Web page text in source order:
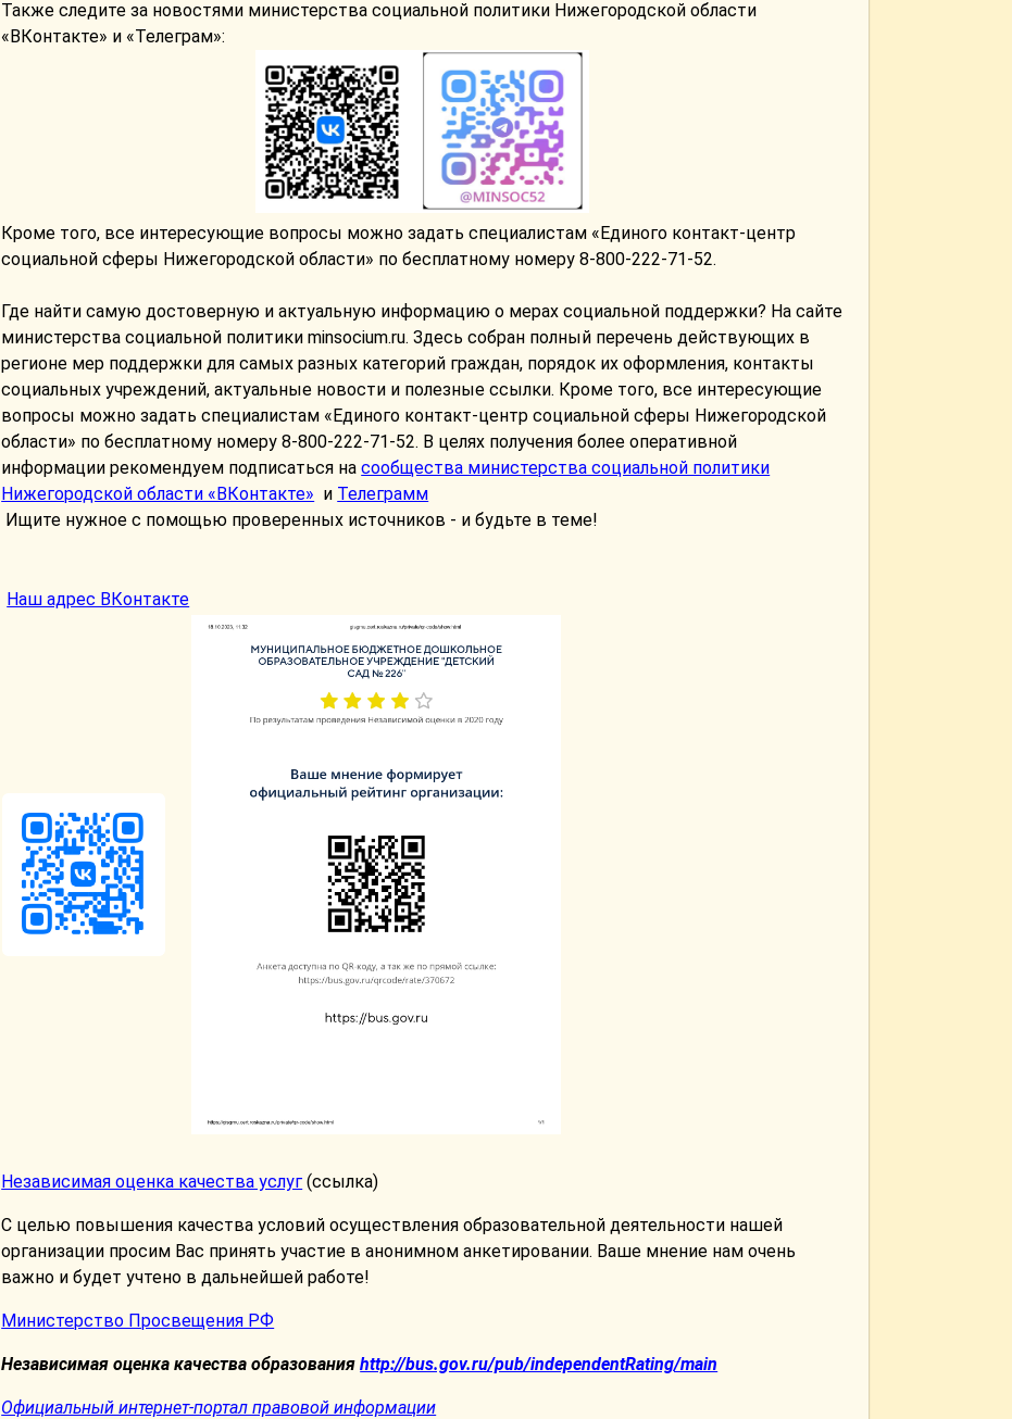
Также следите за новостями министерства социальной политики Нижегородской области
«ВКонтакте» и «Телеграм»:
Кроме того, все интересующие вопросы можно задать специалистам «Единого контакт-центр
социальной сферы Нижегородской области» по бесплатному номеру 8-800-222-71-52.
Где найти самую достоверную и актуальную информацию о мерах социальной поддержки? На сайте
министерства социальной политики minsocium.ru. Здесь собран полный перечень действующих в
регионе мер поддержки для самых разных категорий граждан, порядок их оформления, контакты
социальных учреждений, актуальные новости и полезные ссылки. Кроме того, все интересующие
вопросы можно задать специалистам «Единого контакт-центр социальной сферы Нижегородской
области» по бесплатному номеру 8-800-222-71-52. В целях получения более оперативной
информации рекомендуем подписаться насообщества министерства социальной политики
Нижегородской области «ВКонтакте» и Телеграмм
Ищите нужное с помощью проверенных источников - и будьте в теме!
Наш адрес ВКонтакте
Независимая оценка качества услуг (ссылка)
С целью повышения качества условий осуществления образовательной деятельности нашей
организации просим Вас принять участие в анонимном анкетировании. Ваше мнение нам очень
важно и будет учтено в дальнейшей работе!
Министерство Просвещения РФ
Независимая оценка качества образованияhttp://bus.gov.ru/pub/independentRating/main
Официальный интернет-портал правовой информации